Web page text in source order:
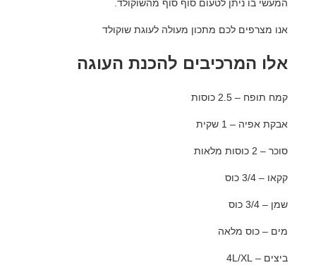
המעשי בו ניתן לטעום סוף סוף מהשוקולד.
אנו מצרפים לכם מתכון מעולה לעוגת שוקולד
אלו המרכיבים להכנת העוגה
קמח תופח – 2.5 כוסות
אבקת אפיה – 1 שקית
סוכר – 2 כוסות מלאות
קקאו – 3/4 כוס
שמן – 3/4 כוס
מים – כוס מלאה
ביצים – 4L/XL